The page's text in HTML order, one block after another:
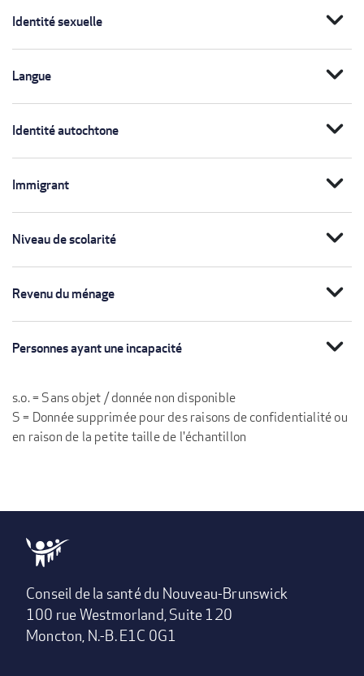
Identité sexuelle expand_more
Langue expand_more
Identité autochtone expand_more
Immigrant expand_more
Niveau de scolarité expand_more
Revenu du ménage expand_more
Personnes ayant une incapacité expand_more
s.o. = Sans objet / donnée non disponible
S = Donnée supprimée pour des raisons de confidentialité ou
en raison de la petite taille de l'échantillon
Conseil de la santé du Nouveau-Brunswick
100 rue Westmorland, Suite 120
Moncton, N.-B. E1C 0G1